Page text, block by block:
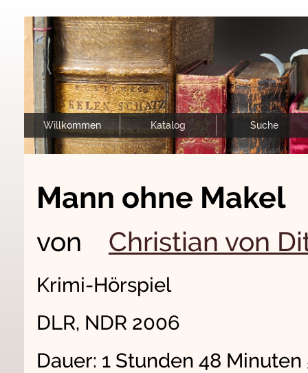
Willkommen Katalog Suche
Mann ohne Makel
von Christian von
Krimi-Hörspiel
DLR, NDR 2006
Dauer: 1 Stunden 48